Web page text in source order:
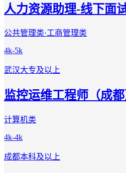
人力资源助理-线下面
公共管理类·工商管理类
4k-5k
武汉大专及以上
监控运维工程师（成都
计算机类
4k-4k
成都本科及以上